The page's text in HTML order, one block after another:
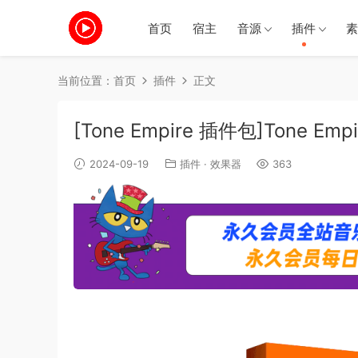
首页 宿主 音源 插件
当前位置： 首页 插件 正文
[Tone Empire 插件包]Tone
2024-09-19 插件 · 效果器 363